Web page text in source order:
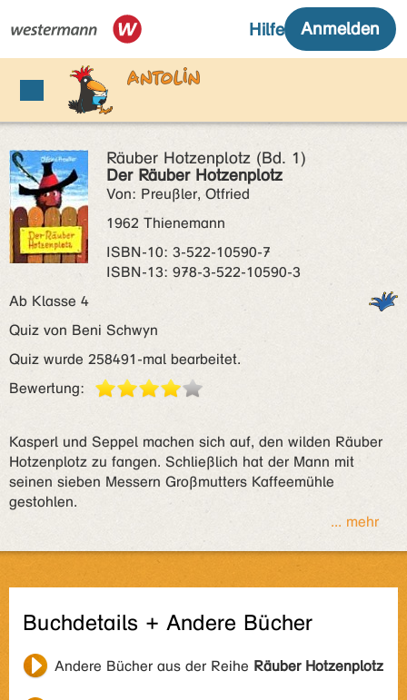
Räuber Hotzenplotz (Bd. 1)
Der Räuber Hotzenplotz
Von: Preußler, Otfried
1962 Thienemann
ISBN‑10: 3-522-10590-7
ISBN‑13: 978-3-522-10590-3
Ab Klasse 4
Quiz von Beni Schwyn
Quiz wurde 258491-mal bearbeitet.
Bewertung:
Kasperl und Seppel machen sich auf, den wilden Räuber
Hotzenplotz zu fangen. Schließlich hat der Mann mit
seinen sieben Messern Großmutters Kaffeemühle
gestohlen.
... mehr
Buchdetails + Andere Bücher
Andere Bücher aus der Reihe Räuber Hotzenplotz